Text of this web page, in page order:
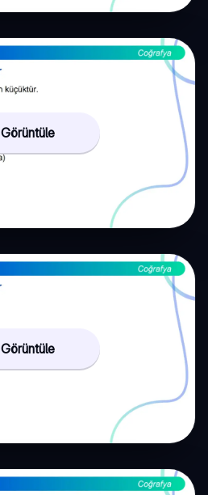
Görüntüle
Görüntüle